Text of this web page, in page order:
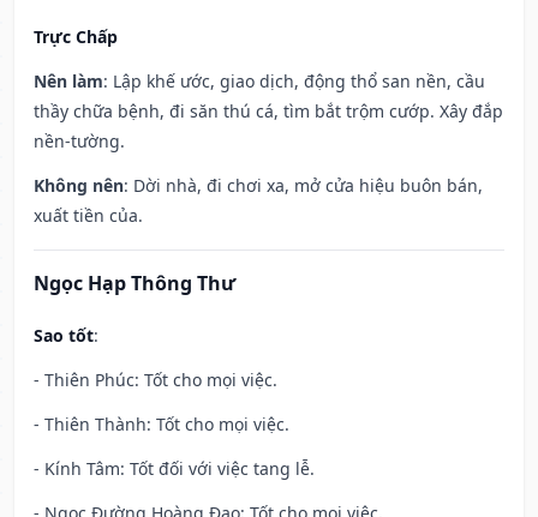
Trực Chấp
Nên làm: Lập khế ước, giao dịch, động thổ san nền, cầu
thầy chữa bệnh, đi săn thú cá, tìm bắt trộm cướp. Xây đắp
nền-tường.
Không nên: Dời nhà, đi chơi xa, mở cửa hiệu buôn bán,
xuất tiền của.
Ngọc Hạp Thông Thư
Sao tốt:
- Thiên Phúc: Tốt cho mọi việc.
- Thiên Thành: Tốt cho mọi việc.
- Kính Tâm: Tốt đối với việc tang lễ.